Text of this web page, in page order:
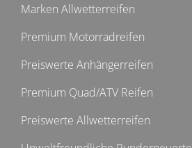
Marken Allwetterreifen
Premium Motorradreifen
Preiswerte Anhängerreifen
Premium Quad/ATV Reifen
Preiswerte Allwetterreifen